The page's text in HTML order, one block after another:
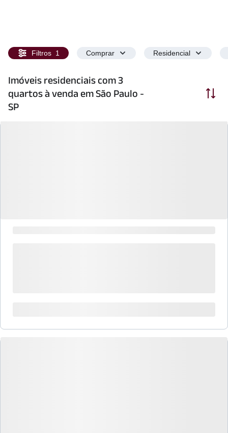
Filtros 1 Comprar Residencial
Imóveis residenciais com 3
quartos à venda em São Paulo -
SP
Ordenar